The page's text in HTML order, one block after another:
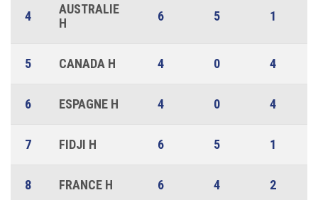
4
AUSTRALIE
H
6 5 1
5 CANADA H 4 0 4
6 ESPAGNE H 4 0 4
7 FIDJI H 6 5 1
8 FRANCE H 6 4 2